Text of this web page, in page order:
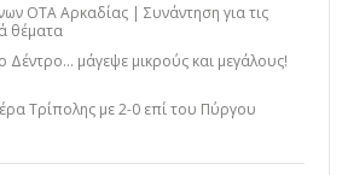
ΟΤΑ Αρκαδίας | Συνάντηση για τις
θέματα
Δέντρο… μάγεψε μικρούς και μεγάλους!
Τρίπολης με 2-0 επί του Πύργου